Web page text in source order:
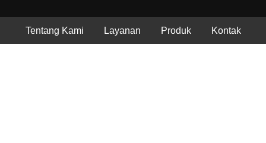
Tentang Kami Layanan Produk Kontak